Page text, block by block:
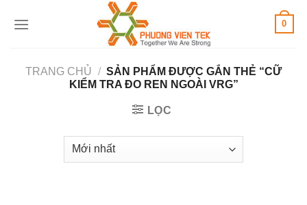
0
TRANG CHỦ / SẢN PHẨM ĐƯỢC GẮN THẺ “CỮ
KIỂM TRA ĐO REN NGOÀI VRG”
LỌC